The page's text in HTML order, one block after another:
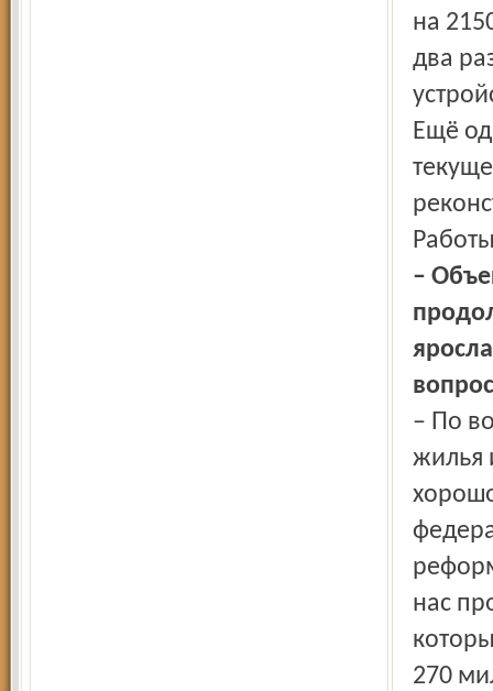
на
два
Ещё
–
– По
жилья
нас
270